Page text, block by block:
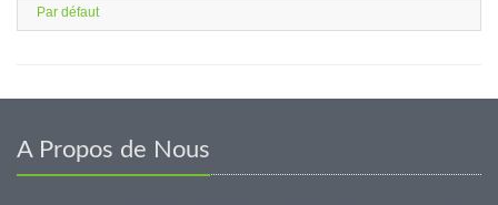
Par défaut
A Propos de Nous